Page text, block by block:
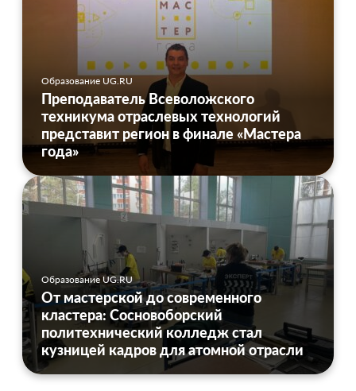
Образование UG.RU
Преподаватель Всеволожского
техникума отраслевых технологий
представит регион в финале «Мастера
года»
Образование UG.RU
От мастерской до современного
кластера: Сосновоборский
политехнический колледж стал
кузницей кадров для атомной отрасли